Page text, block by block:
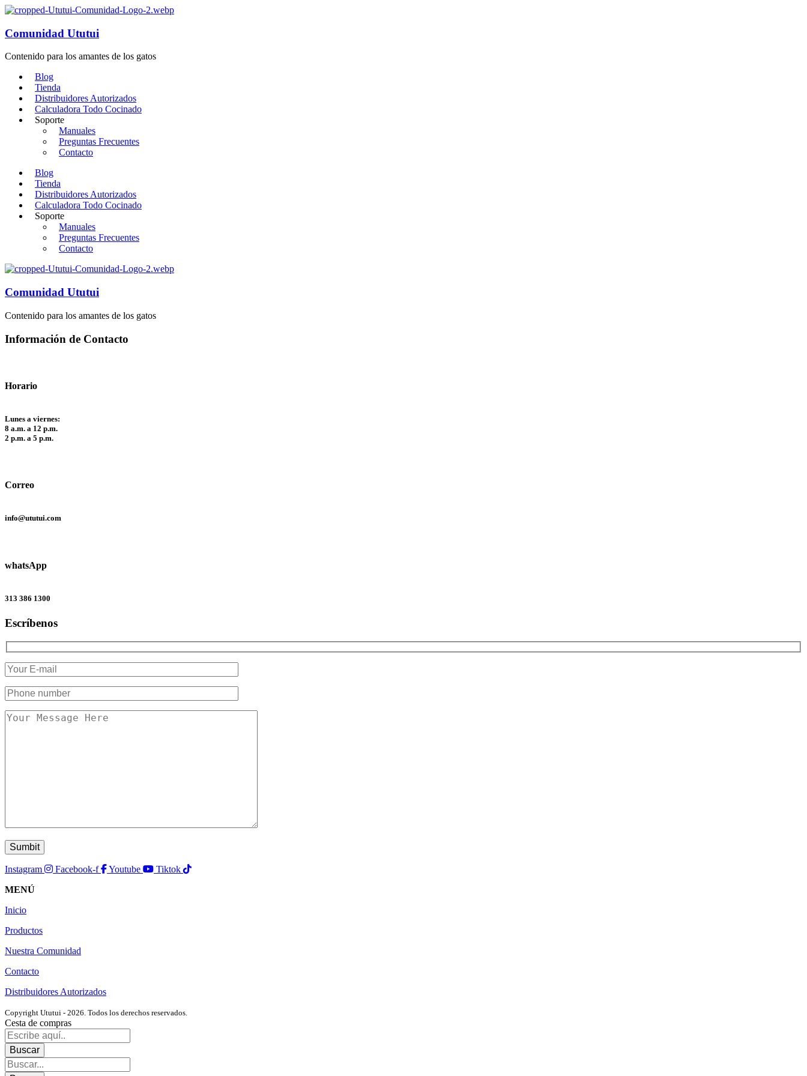
Comunidad Ututui
Contenido para los amantes de los gatos
Blog
Tienda
Distribuidores Autorizados
Calculadora Todo Cocinado
Soporte
Manuales
Preguntas Frecuentes
Contacto
Blog
Tienda
Distribuidores Autorizados
Calculadora Todo Cocinado
Soporte
Manuales
Preguntas Frecuentes
Contacto
Comunidad Ututui
Contenido para los amantes de los gatos
Información de Contacto
Horario
Lunes a viernes:
8 a.m. a 12 p.m.
2 p.m. a 5 p.m.
Correo
info@ututui.com
whatsApp
313 386 1300
Escríbenos
Instagram Facebook-f Youtube
Tiktok
MENÚ
Inicio
Productos
Nuestra Comunidad
Contacto
Distribuidores Autorizados
Copyright Ututui - 2026. Todos los derechos reservados.
Cesta de compras